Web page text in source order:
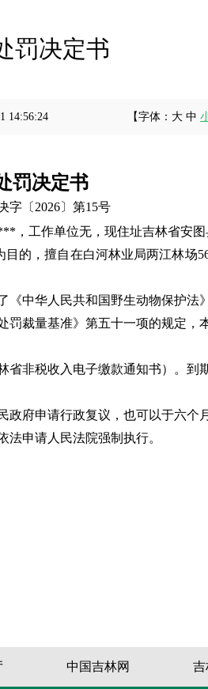
罚决定书
14:56:24 【字体： 大 中
罚决定书
字〔2026〕第15号
，工作单位无，现住址吉林省安图
的，擅自在白河林业局两江林场
《中华人民共和国野生动物保护
罚裁量基准》第五十一项的规定，
非税收入电子缴款通知书）。到
府申请行政复议，也可以于六个
申请人民法院强制执行。
中国吉林网 吉